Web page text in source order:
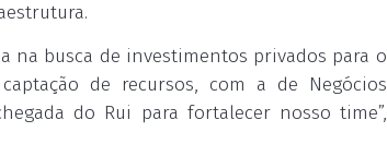
na busca de investimentos privados para o
de recursos, com a de Negócios
do Rui para fortalecer nosso time”,